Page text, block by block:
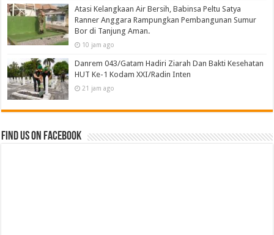
Atasi Kelangkaan Air Bersih, Babinsa Peltu Satya
Ranner Anggara Rampungkan Pembangunan Sumur
Bor di Tanjung Aman.
10 jam ago
Danrem 043/Gatam Hadiri Ziarah Dan Bakti Kesehatan
HUT Ke-1 Kodam XXI/Radin Inten
21 jam ago
Find us on Facebook